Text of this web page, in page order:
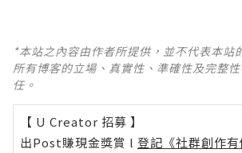
*本站之內容由作者所提供，並不代表本站
所有博客的立場、真實性、準確性及完整
任。
【 U Creator 招募 】
出Post賺現金獎賞 l 登記《社群創作有